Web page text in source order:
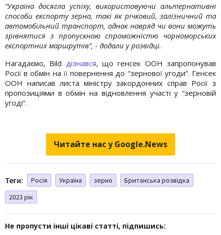
“Україна досягла успіху, використовуючи альтернативні
способи експорту зерна, такі як річковий, залізничний та
автомобільний транспорт, однак навряд чи вони можуть
зрівнятися з пропускною спроможністю чорноморських
експортних маршрутів”, - додали у розвідці.
Нагадаємо, Bild дізнався, що генсек ООН запропонував
Росії в обмін на її повернення до “зернової угоди”. Генсек
ООН написав листа міністру закордонних справ Росії з
пропозиціями в обмін на відновлення участі у “зерновій
угоді”.
Читайте нас у Google.News
Теги: Росія Україна зерно
Британська розвідка
2023 рік
Не пропусти інші цікаві статті, підпишись: